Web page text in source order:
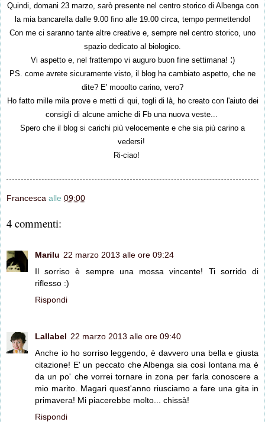
Quindi, domani 23 marzo, sarò presente nel centro storico di Albenga con
la mia bancarelladalle 9.00 fino alle 19.00 circa, tempo permettendo!
Con me ci saranno tante altre creative e, sempre nel centro storico, uno
spazio dedicato al biologico
Vi aspetto e, nel frattempo vi auguro buon fine settimana! :)
PS. come avrete sicuramente visto, il blog ha cambiato aspetto, che ne
dite? E' mooolto carino, vero?
Ho fatto mille mila prove e metti di qui, togli di là, hocreato con l'aiutodei
consigli di alcune amiche di Fb una nuova veste...
Spero che il blog si carichi più velocemente e che sia più carino a
vedersi!
Ri-ciao!
Francesca alle 09:00
4 commenti:
Marilu 22 marzo 2013 alle ore 09:24
Il sorriso è sempre una mossa vincente! Ti sorrido di
riflesso :)
Rispondi
Lallabel 22 marzo 2013 alle ore 09:40
Anche io ho sorriso leggendo, è davvero una bella e giusta
citazione! E' un peccato che Albenga sia così lontana ma è
da un po' che vorrei tornare in zona per farla conoscere a
mio marito. Magari quest'anno riusciamo a fare una gita in
primavera! Mi piacerebbe molto... chissà!
Rispondi